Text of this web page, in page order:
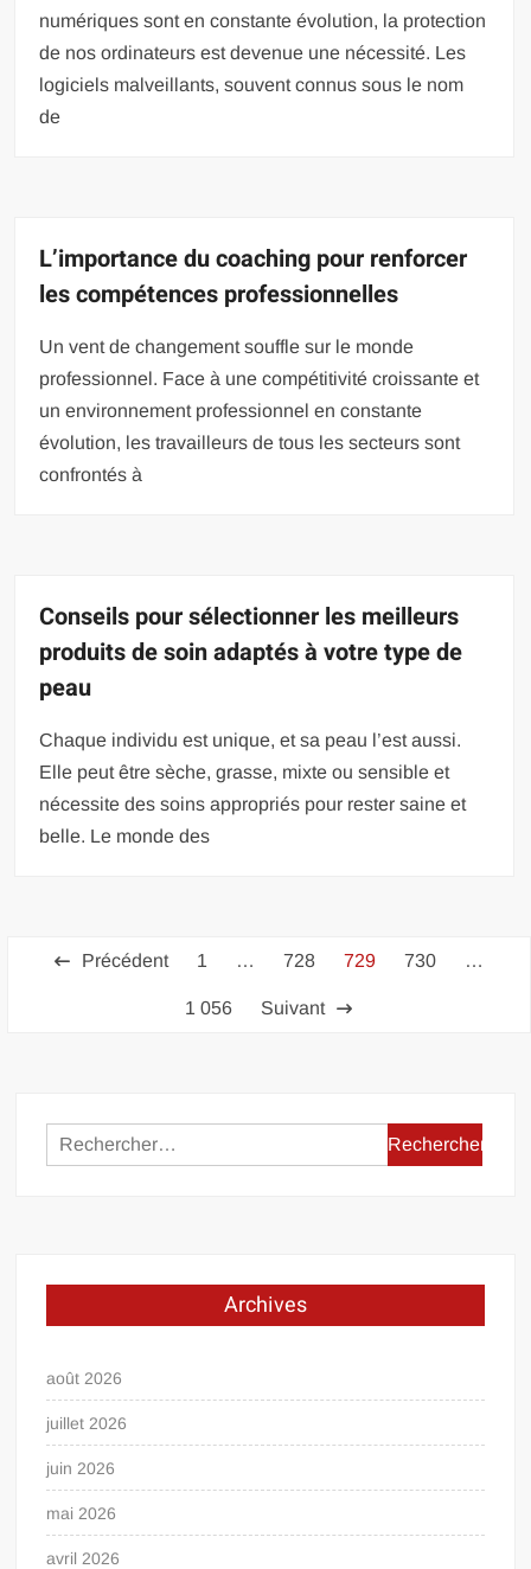
numériques sont en constante évolution, la protection
de nos ordinateurs est devenue une nécessité. Les
logiciels malveillants, souvent connus sous le nom
de
L’importance du coaching pour renforcer
les compétences professionnelles
Un vent de changement souffle sur le monde
professionnel. Face à une compétitivité croissante et
un environnement professionnel en constante
évolution, les travailleurs de tous les secteurs sont
confrontés à
Conseils pour sélectionner les meilleurs
produits de soin adaptés à votre type de
peau
Chaque individu est unique, et sa peau l’est aussi.
Elle peut être sèche, grasse, mixte ou sensible et
nécessite des soins appropriés pour rester saine et
belle. Le monde des
Pagination
publications
Précédent 1 … 728 729 730 …
1 056 Suivant
Rechercher :
Archives
août 2026
juillet 2026
juin 2026
mai 2026
avril 2026